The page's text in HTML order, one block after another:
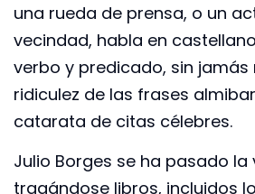
una rueda de prensa, o un
vecindad, habla en
verbo y predicado, sin jamás
ridiculez de las frases
catarata de citas célebres.
Julio Borges se ha pasado la
tragándose libros, incluidos